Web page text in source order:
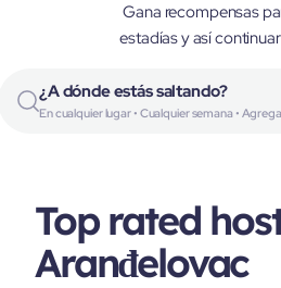
Gana recompensas
estadías y así
¿A dónde estás saltando?
En cualquier lugar • Cualquier semana •
Top rated
Aranđelovac